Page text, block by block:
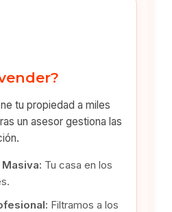
tu propiedad a miles
un asesor gestiona las
Tu casa en los
Filtramos a los